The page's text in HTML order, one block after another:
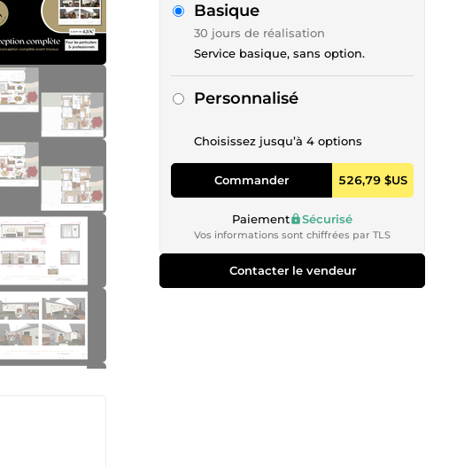
Basique
30 jours de réalisation
Service basique, sans option.
Personnalisé
Choisissez jusqu’à 4 options
Commander 526,79 $US
Paiement Sécurisé
Vos informations sont chiffrées par TLS
Contacter le vendeur